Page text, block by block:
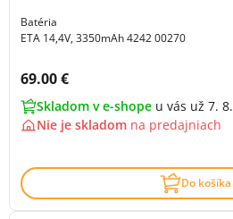
Batéria
ETA 14,4V, 3350mAh 4242 00270
Cena s DPH:
69.00 €
Skladom v e-shope u vás už 7. 8.
Nie je skladom na predajniach
Do košíka